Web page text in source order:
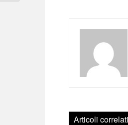
Articoli correlati